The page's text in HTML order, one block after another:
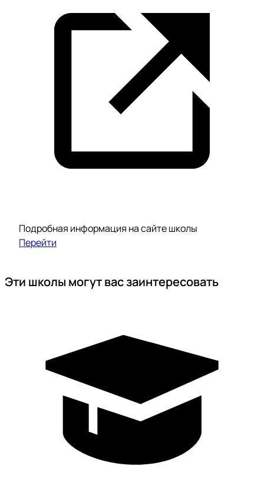
Подробная информация на сайте школы
Перейти
Эти школы могут вас заинтересовать